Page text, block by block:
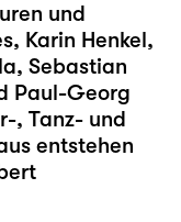
und
Karin Henkel,
Sebastian
Paul-Georg
, Tanz- und
entstehen